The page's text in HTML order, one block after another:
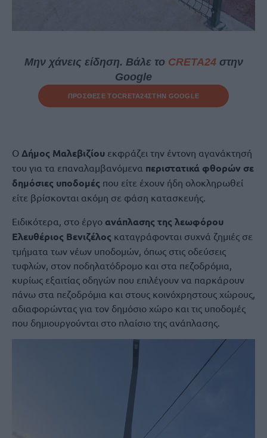
Μην χάνεις είδηση. Βάλε το CRETA24στην
Google
ΠΡΟΣΘΕΣΕ ΤΟCRETA24ΣΤΗΝ GOOGLE
Ο Δήμος Μαλεβιζίου εκφράζει την έντονη αγανάκτησή
του για τα επαναλαμβανόμενα περιστατικά φθορών σε
δημόσιες υποδομές που είτε έχουν ήδη ολοκληρωθεί
είτε βρίσκονται ακόμη σε φάση κατασκευής.
Ειδικότερα, στο έργο ανάπλασης της λεωφόρου
Ελευθέριος Βενιζέλος καταγράφονται συχνά ζημιές σε
τμήματα των νέων υποδομών, όπως στις οδεύσεις
τυφλών, στον ποδηλατόδρομο και στα πεζοδρόμια,
κυρίως εξαιτίας οδηγών που επιλέγουν να παρκάρουν
πάνω στα πεζοδρόμια και στους κοινόχρηστους χώρους,
αδιαφορώντας για τον δημόσιο χώρο και τις υποδομές
που δημιουργούνται στο πλαίσιο της ανάπλασης.